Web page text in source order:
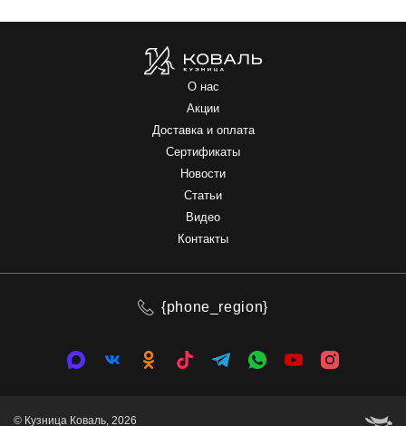
О нас
Акции
Доставка и оплата
Сертификаты
Новости
Статьи
Видео
Контакты
{phone_region}
© Кузница Коваль, 2026